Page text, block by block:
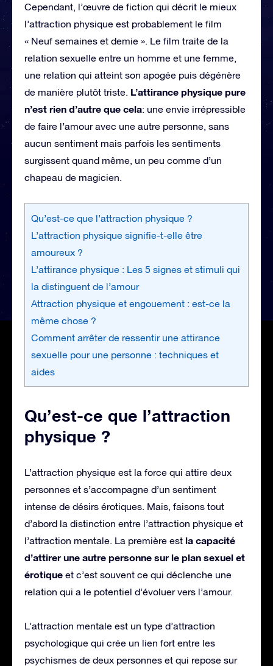
Cependant, l’œuvre de fiction qui décrit le mieux
l’attraction physique est probablement le film
« Neuf semaines et demie ». Le film traite de la
relation sexuelle entre un homme et une femme,
une relation qui atteint son apogée puis dégénère
de manière plutôt triste. L’attirance physique pure
n’est rien d’autre que cela: une envie irrépressible
de faire l’amour avec une autre personne, sans
aucun sentiment mais parfois les sentiments
surgissent quand même, un peu comme d’un
chapeau de magicien.
Qu’est-ce que l’attraction physique ?
L’attraction physique signifie-t-elle être
amoureux ?
L’attirance physique : Les 5 signes et stimuli qui
la distinguent de l’amour
Attraction physique et engouement : est-ce la
même chose ?
Comment arrêter de ressentir une attirance
sexuelle pour une personne : techniques et
aides
Qu’est-ce que l’attraction
physique ?
L’attraction physique est la force qui attire deux
personnes et s’accompagne d’un sentiment
intense de désirs érotiques. Mais, faisons tout
d’abord la distinction entre l’attraction physique et
l’attraction mentale. La première est la capacité
d’attirer une autre personne sur le plan sexuel et
érotique et c’est souvent ce qui déclenche une
relation qui a le potentiel d’évoluer vers l’amour.
L’attraction mentale est un type d’attraction
psychologique qui crée un lien fort entre les
psychismes de deux personnes et qui repose sur